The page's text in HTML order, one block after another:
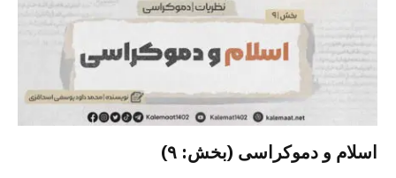
اسلام و دموکراسی (بخش: ۹)